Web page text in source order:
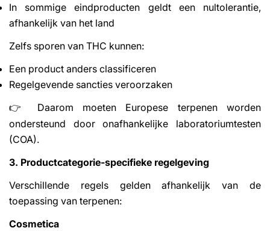
In sommige eindproducten geldt een nultolerantie,
afhankelijk van het land
Zelfs sporen van THC kunnen:
Een product anders classificeren
Regelgevende sancties veroorzaken
👉
Daarom moeten Europese terpenen worden
ondersteund door onafhankelijke laboratoriumtesten
(COA).
3. Productcategorie-specifieke regelgeving
Verschillende regels gelden afhankelijk van de
toepassing van terpenen:
Cosmetica